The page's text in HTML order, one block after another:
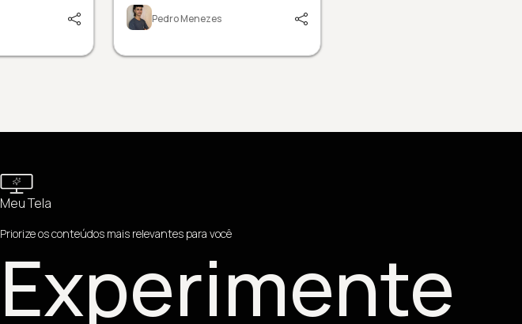
Pedro Menezes
Meu Tela
Priorize os conteúdos mais relevantes para você
Experimente